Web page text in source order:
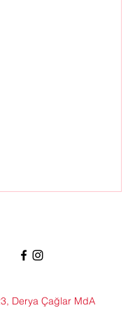
wurde das 175.
ein stilles, würdiges
Derya Çağlar MdA